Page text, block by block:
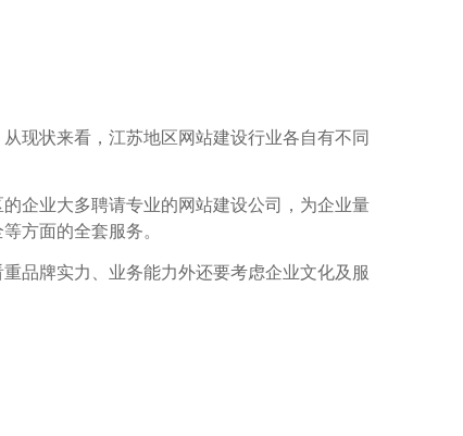
现状来看，江苏地区网站建设行业各自有不同
企业大多聘请专业的网站建设公司，为企业量
方面的全套服务。
品牌实力、业务能力外还要考虑企业文化及服